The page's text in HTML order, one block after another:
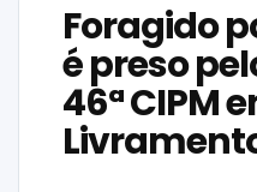
Foragido
é preso
46ª CIPM